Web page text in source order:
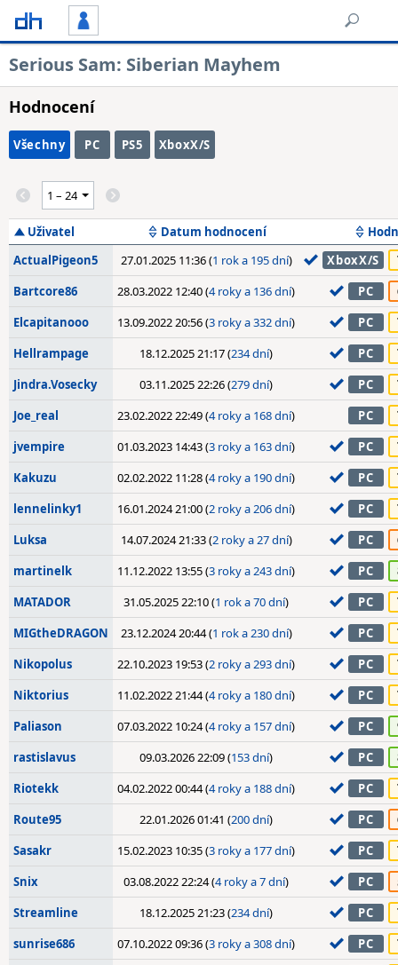
Serious Sam: Siberian Mayhem
Hodnocení
Všechny PC PS5 XboxX/S
Uživatel Datum hodnocení
ActualPigeon5
27.01.2025 11:36 (1 rok a 195 dní) XboxX/S
Bartcore86 28.03.2022 12:40 (4 roky a 136 dní) PC
Elcapitanooo 13.09.2022 20:56 (3 roky a 332 dní) PC
Hellrampage 18.12.2025 21:17 (234 dní) PC
Jindra.Vosecky 03.11.2025 22:26 (279 dní) PC
Joe_real 23.02.2022 22:49 (4 roky a 168 dní) PC
jvempire 01.03.2023 14:43 (3 roky a 163 dní) PC
Kakuzu 02.02.2022 11:28 (4 roky a 190 dní) PC
lennelinky1 16.01.2024 21:00 (2 roky a 206 dní) PC
Luksa 14.07.2024 21:33 (2 roky a 27 dní) PC
martinelk 11.12.2022 13:55 (3 roky a 243 dní) PC
MATADOR 31.05.2025 22:10 (1 rok a 70 dní) PC
MIGtheDRAGON 23.12.2024 20:44 (1 rok a 230 dní) PC
Nikopolus 22.10.2023 19:53 (2 roky a 293 dní) PC
Niktorius 11.02.2022 21:44 (4 roky a 180 dní) PC
Paliason 07.03.2022 10:24 (4 roky a 157 dní) PC
rastislavus 09.03.2026 22:09 (153 dní) PC
Riotekk 04.02.2022 00:44 (4 roky a 188 dní) PC
Route95 22.01.2026 01:41 (200 dní) PC
Sasakr 15.02.2023 10:35 (3 roky a 177 dní) PC
Snix 03.08.2022 22:24 (4 roky a 7 dní) PC
Streamline 18.12.2025 21:23 (234 dní) PC
sunrise686 07.10.2022 09:36 (3 roky a 308 dní) PC